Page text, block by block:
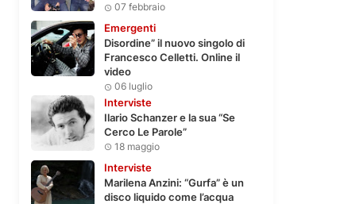
07 febbraio
Emergenti
Disordine” il nuovo singolo di
Francesco Celletti. Online il
video
06 luglio
Interviste
Ilario Schanzer e la sua “Se
Cerco Le Parole”
18 maggio
Interviste
Marilena Anzini: “Gurfa” è un
disco liquido come l’acqua